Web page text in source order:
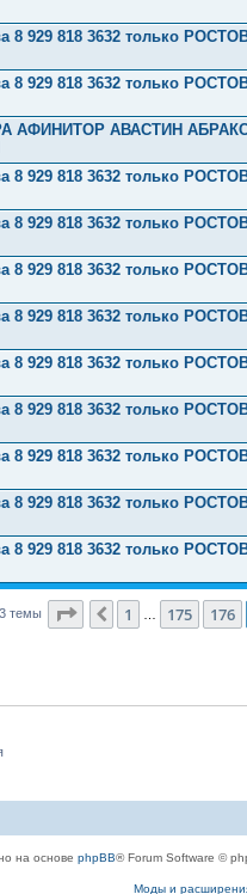
8 929 818 3632 только
8 929 818 3632 только
АФИНИТОР АВАСТИН
8 929 818 3632 только
8 929 818 3632 только
8 929 818 3632 только
8 929 818 3632 только
8 929 818 3632 только
8 929 818 3632 только
8 929 818 3632 только
8 929 818 3632 только
8 929 818 3632 только
темы Страница 177из 431
Пред.
1 175 176
на основе phpBB® Forum Software ©
Моды и